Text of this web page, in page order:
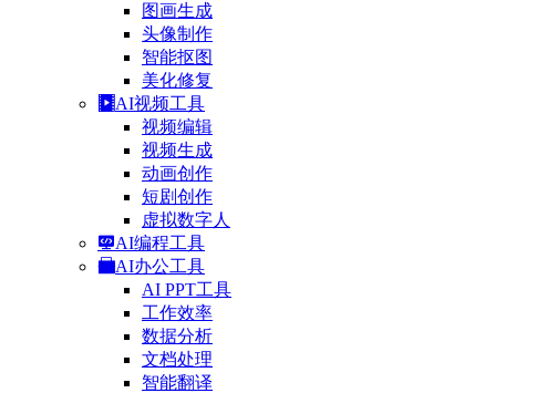
图画生成
头像制作
智能抠图
美化修复
AI视频工具
视频编辑
视频生成
动画创作
短剧创作
虚拟数字人
AI编程工具
AI办公工具
AI PPT工具
工作效率
数据分析
文档处理
智能翻译